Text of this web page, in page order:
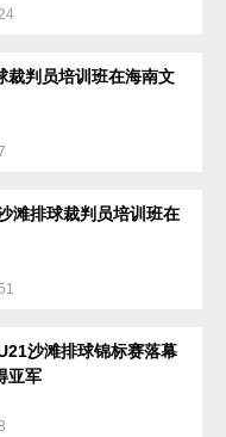
裁判员培训班在海南文
滩排球裁判员培训班在
沙滩排球锦标赛落幕
亚军